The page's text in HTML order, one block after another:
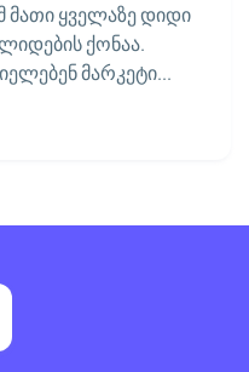
მათი ყველაზე დიდი
ქონაა.
მარკეტი...